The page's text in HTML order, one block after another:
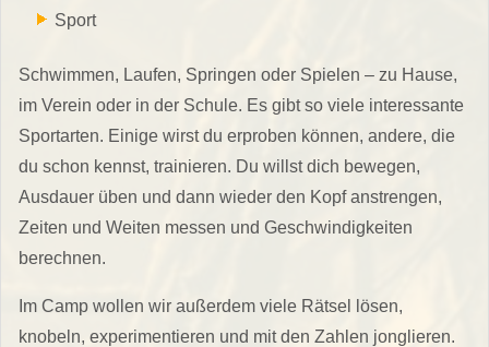
Sport
Schwimmen, Laufen, Springen oder Spielen – zu Hause,
im Verein oder in der Schule. Es gibt so viele interessante
Sportarten. Einige wirst du erproben können, andere, die
du schon kennst, trainieren. Du willst dich bewegen,
Ausdauer üben und dann wieder den Kopf anstrengen,
Zeiten und Weiten messen und Geschwindigkeiten
berechnen.
Im Camp wollen wir außerdem viele Rätsel lösen,
knobeln, experimentieren und mit den Zahlen jonglieren.